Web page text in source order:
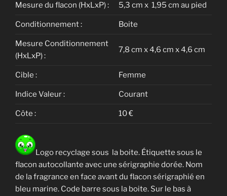
Mesure du flacon (HxLxP) : 5,3 cm x 1,95 cm au pied
Conditionnement : Boite
Mesure Conditionnement
(HxLxP) :
7,8 cm x 4,6 cm x 4,6 cm
Cible : Femme
Indice Valeur : Courant
Côte : 10 €
Logo recyclage sous la boite. Étiquette sous le
flacon autocollante avec une sérigraphie dorée. Nom
de la fragrance en face avant du flacon sérigraphié en
bleu marine. Code barre sous la boite. Sur le bas à